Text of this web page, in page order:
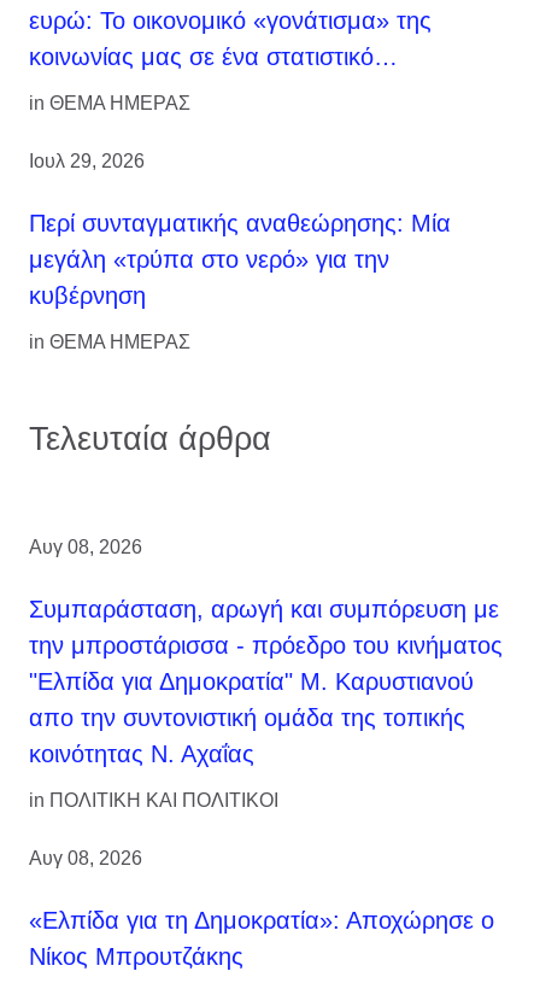
ευρώ: Το οικονομικό «γονάτισμα» της
κοινωνίας μας σε ένα στατιστικό…
in ΘΕΜΑ ΗΜΕΡΑΣ
Ιουλ 29, 2026
Περί συνταγματικής αναθεώρησης: Μία
μεγάλη «τρύπα στο νερό» για την
κυβέρνηση
in ΘΕΜΑ ΗΜΕΡΑΣ
Τελευταία άρθρα
Αυγ 08, 2026
Συμπαράσταση, αρωγή και συμπόρευση με
την μπροστάρισσα - πρόεδρο του κινήματος
"Ελπίδα για Δημοκρατία" Μ. Καρυστιανού
απο την συντονιστική ομάδα της τοπικής
κοινότητας Ν. Αχαΐας
in ΠΟΛΙΤΙΚΗ ΚΑΙ ΠΟΛΙΤΙΚΟΙ
Αυγ 08, 2026
«Ελπίδα για τη Δημοκρατία»: Αποχώρησε ο
Νίκος Μπρουτζάκης